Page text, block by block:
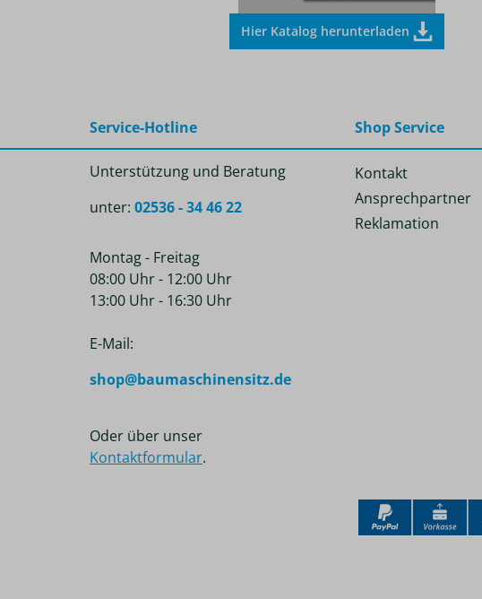
Hier Katalog herunterladen
Service-Hotline
Unterstützung und Beratung
unter: 02536 - 34 46 22
Montag - Freitag
08:00 Uhr - 12:00 Uhr
13:00 Uhr - 16:30 Uhr
E-Mail:
shop@baumaschinensitz.de
Oder über unser
Kontaktformular.
Shop Service
Kontakt
Ansprechpartner
Reklamation